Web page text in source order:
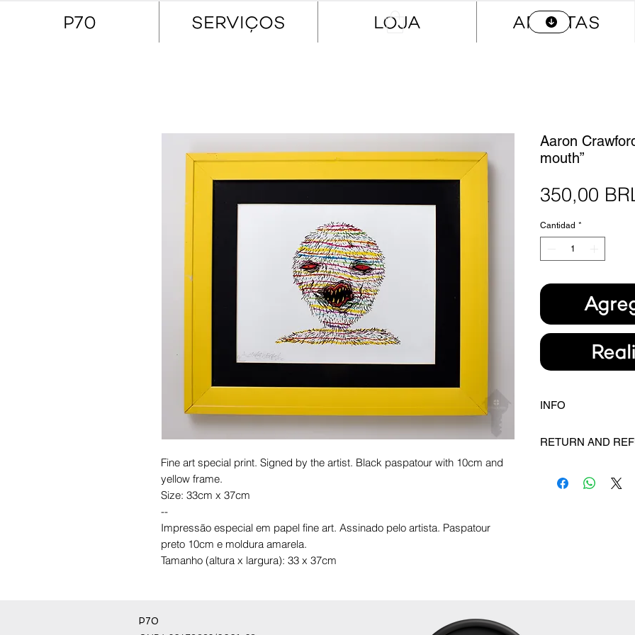
P70 SERVIÇOS LOJA ARTISTAS
Fine art special print. Signed by the artist. Black paspatour with 10cm and
yellow frame.
Size: 33cm x 37cm
--
Impressão especial em papel fine art. Assinado pelo artista. Paspatour
preto 10cm e moldura amarela.
Tamanho (altura x largura): 33 x 37cm
Aaron
mouth”
350,00
Cantidad *
INFO
PLEASE CONSULT
RETURN AND
P70